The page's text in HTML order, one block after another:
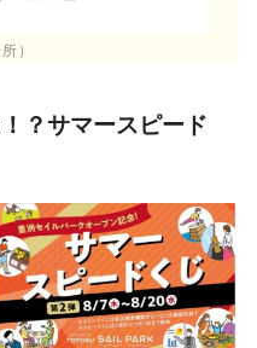
）
？サマースピード